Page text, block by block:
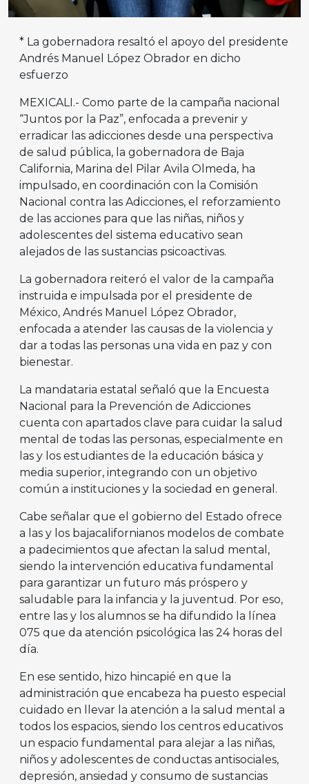
* La gobernadora resaltó el apoyo del presidente
Andrés Manuel López Obrador en dicho
esfuerzo
MEXICALI.- Como parte de la campaña nacional
“Juntos por la Paz”, enfocada a prevenir y
erradicar las adicciones desde una perspectiva
de salud pública, la gobernadora de Baja
California, Marina del Pilar Avila Olmeda, ha
impulsado, en coordinación con la Comisión
Nacional contra las Adicciones, el reforzamiento
de las acciones para que las niñas, niños y
adolescentes del sistema educativo sean
alejados de las sustancias psicoactivas.
La gobernadora reiteró el valor de la campaña
instruida e impulsada por el presidente de
México, Andrés Manuel López Obrador,
enfocada a atender las causas de la violencia y
dar a todas las personas una vida en paz y con
bienestar.
La mandataria estatal señaló que la Encuesta
Nacional para la Prevención de Adicciones
cuenta con apartados clave para cuidar la salud
mental de todas las personas, especialmente en
las y los estudiantes de la educación básica y
media superior, integrando con un objetivo
común a instituciones y la sociedad en general.
Cabe señalar que el gobierno del Estado ofrece
a las y los bajacalifornianos modelos de combate
a padecimientos que afectan la salud mental,
siendo la intervención educativa fundamental
para garantizar un futuro más próspero y
saludable para la infancia y la juventud. Por eso,
entre las y los alumnos se ha difundido la línea
075 que da atención psicológica las 24 horas del
día.
En ese sentido, hizo hincapié en que la
administración que encabeza ha puesto especial
cuidado en llevar la atención a la salud mental a
todos los espacios, siendo los centros educativos
un espacio fundamental para alejar a las niñas,
niños y adolescentes de conductas antisociales,
depresión, ansiedad y consumo de sustancias